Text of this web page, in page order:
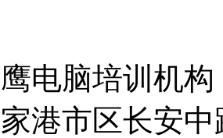
鹰电脑培训机
港市区长安